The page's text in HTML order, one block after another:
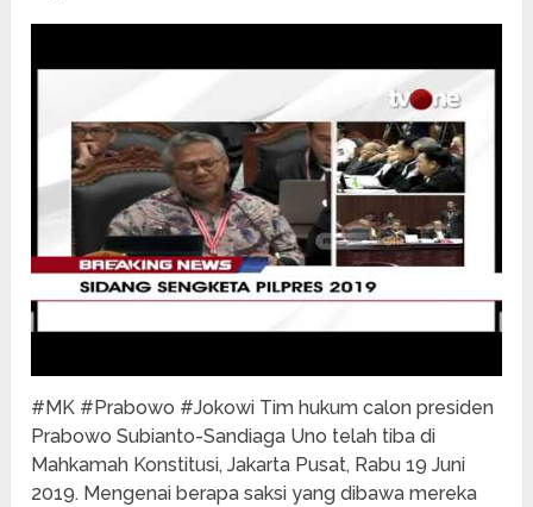
#MK #Prabowo #Jokowi Tim hukum calon presiden
Prabowo Subianto-Sandiaga Uno telah tiba di
Mahkamah Konstitusi, Jakarta Pusat, Rabu 19 Juni
2019. Mengenai berapa saksi yang dibawa mereka